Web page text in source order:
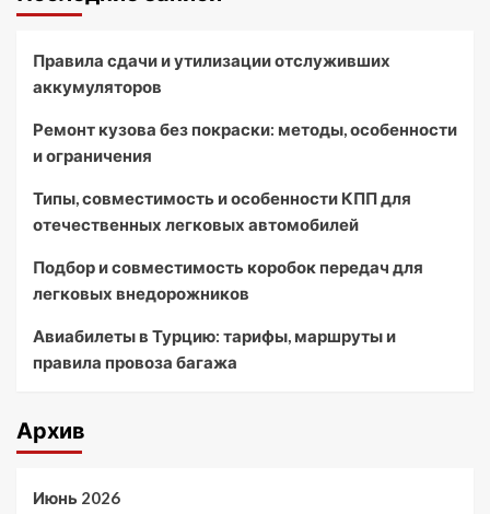
Правила сдачи и утилизации отслуживших
аккумуляторов
Ремонт кузова без покраски: методы, особенности
и ограничения
Типы, совместимость и особенности КПП для
отечественных легковых автомобилей
Подбор и совместимость коробок передач для
легковых внедорожников
Авиабилеты в Турцию: тарифы, маршруты и
правила провоза багажа
Архив
Июнь 2026